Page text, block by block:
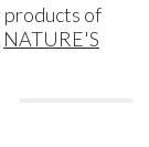
of
NATURE'S